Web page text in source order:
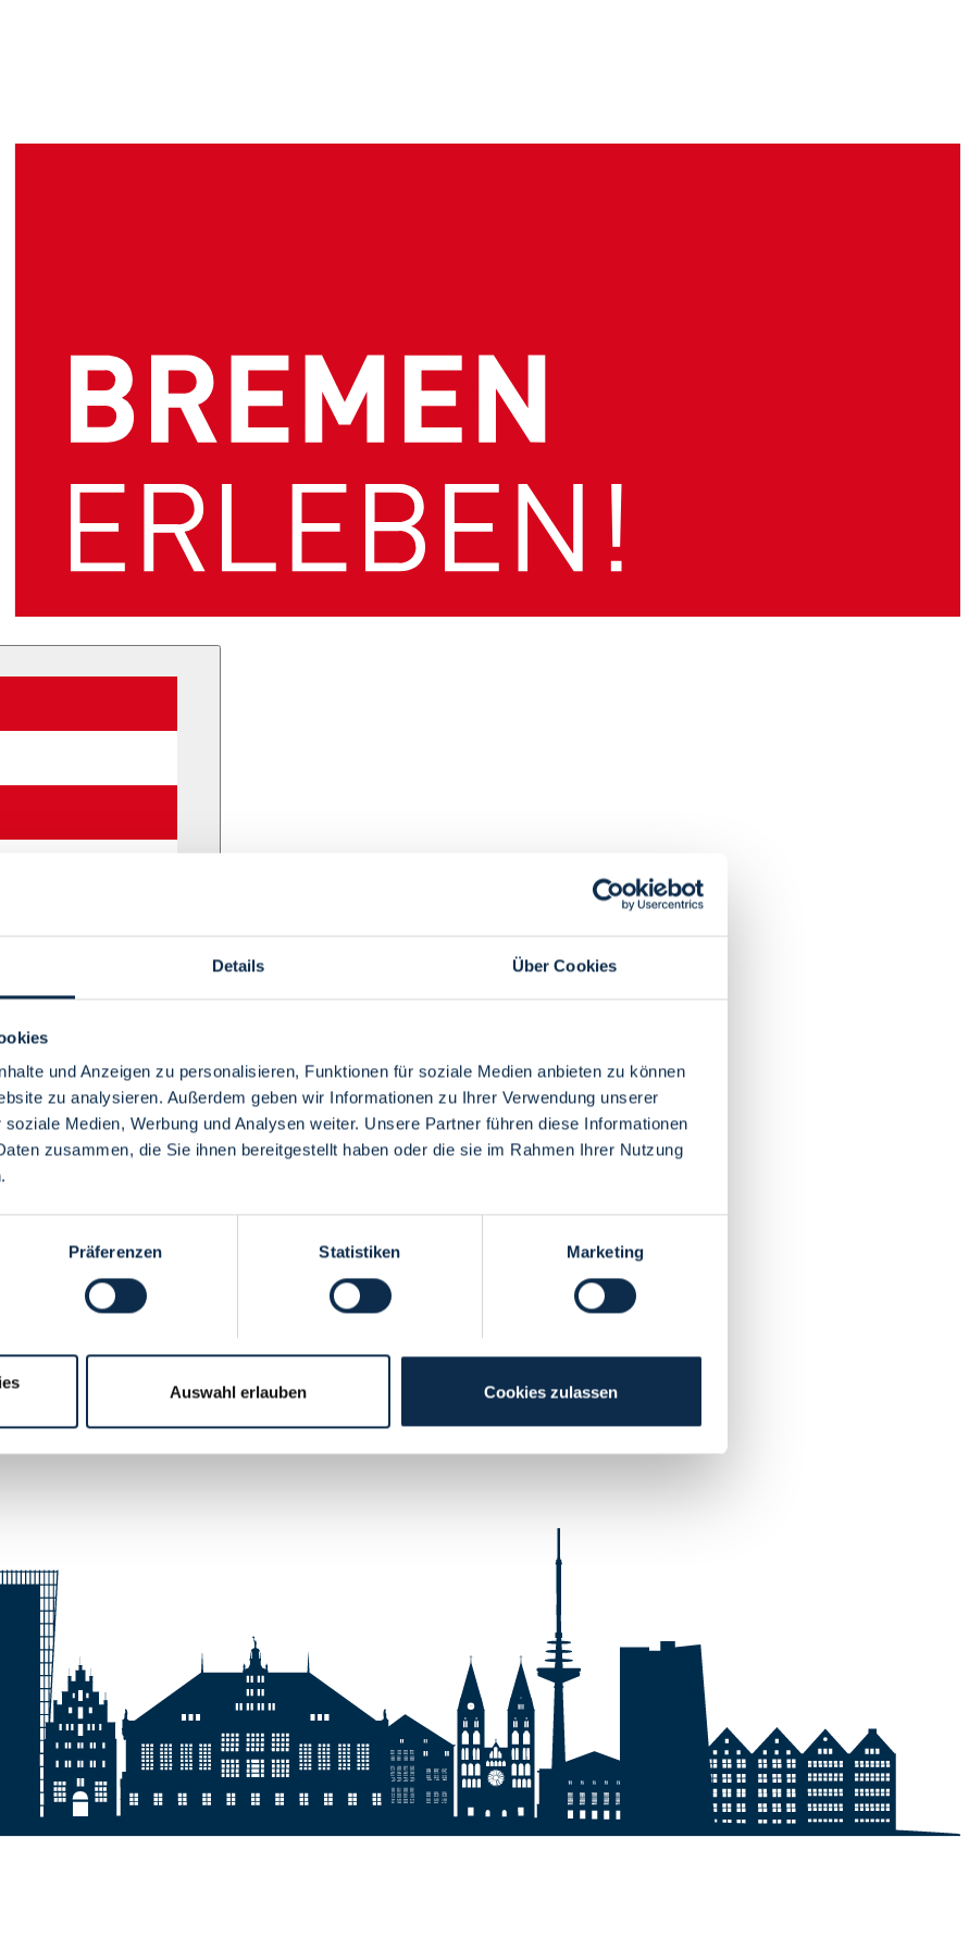
Details Über Cookies
und Anzeigen zu personalisieren, Funktionen für soziale Medien anbieten zu können
zu analysieren. Außerdem geben wir Informationen zu Ihrer Verwendung unserer
Medien, Werbung und Analysen weiter. Unsere Partner führen diese Informationen
zusammen, die Sie ihnen bereitgestellt haben oder die sie im Rahmen Ihrer Nutzung
Präferenzen Statistiken Marketing
Auswahl erlauben Cookies zulassen
Menü